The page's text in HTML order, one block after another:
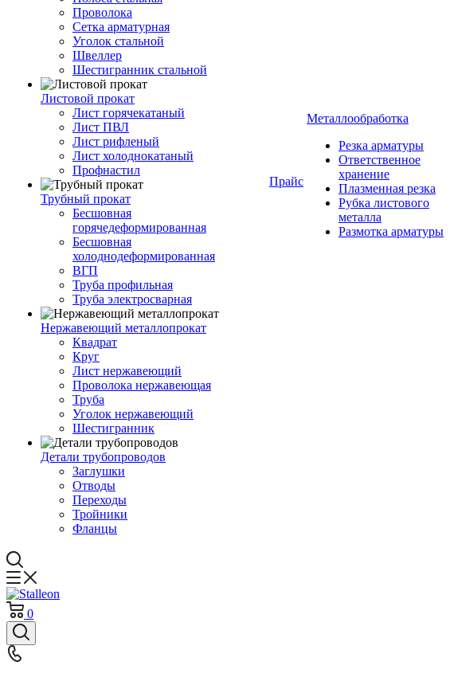
Проволока
Сетка арматурная
Уголок стальной
Швеллер
Шестигранник стальной
Листовой прокат
Лист горячекатаный
Лист ПВЛ
Лист рифленый
Лист холоднокатаный
Профнастил
Трубный прокат
Бесшовная
горячедеформированная
Бесшовная
холоднодеформированная
ВГП
Труба профильная
Труба электросварная
Нержавеющий металлопрокат
Квадрат
Круг
Лист нержавеющий
Проволока нержавеющая
Труба
Уголок нержавеющий
Шестигранник
Детали трубопроводов
Заглушки
Отводы
Переходы
Тройники
Фланцы
Прайс
Металлообработка
Резка арматуры
Ответственное
хранение
Плазменная резка
Рубка листового
металла
Размотка арматуры
0